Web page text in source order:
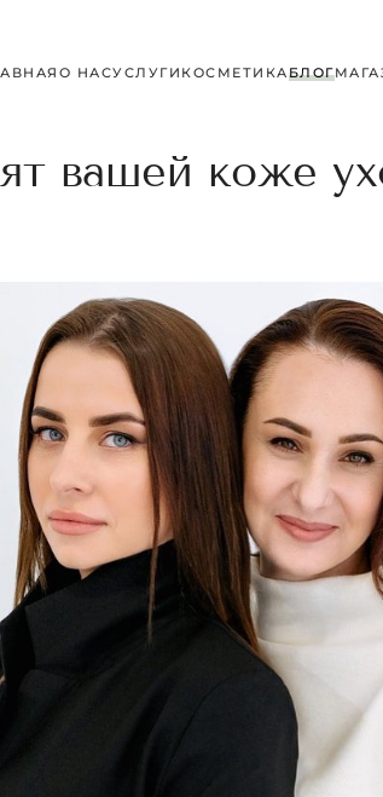
О НАСУСЛУГИ КОСМЕТИКАБЛОГ
вашей коже